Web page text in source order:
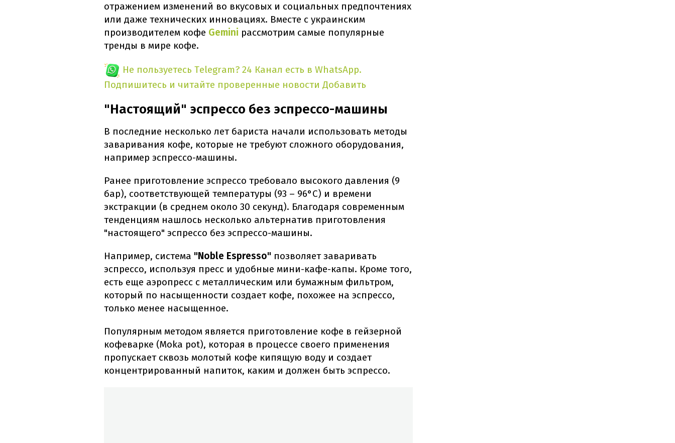
отражением изменений во вкусовых и социальных предпочтениях
или даже технических инновациях. Вместе с украинским
производителем кофе Gemini рассмотрим самые популярные
тренды в мире кофе.
Не пользуетесь Telegram? 24 Канал есть в WhatsApp.
Подпишитесь и читайте проверенные новости Добавить
"Настоящий" эспрессо без эспрессо-машины
В последние несколько лет бариста начали использовать методы
заваривания кофе, которые не требуют сложного оборудования,
например эспрессо-машины.
Ранее приготовление эспрессо требовало высокого давления (9
бар), соответствующей температуры (93 – 96°C) и времени
экстракции (в среднем около 30 секунд). Благодаря современным
тенденциям нашлось несколько альтернатив приготовления
"настоящего" эспрессо без эспрессо-машины.
Например, система "Noble Espresso" позволяет заваривать
эспрессо, используя пресс и удобные мини-кафе-капы. Кроме того,
есть еще аэропресс с металлическим или бумажным фильтром,
который по насыщенности создает кофе, похожее на эспрессо,
только менее насыщенное.
Популярным методом является приготовление кофе в гейзерной
кофеварке (Moka pot), которая в процессе своего применения
пропускает сквозь молотый кофе кипящую воду и создает
концентрированный напиток, каким и должен быть эспрессо.